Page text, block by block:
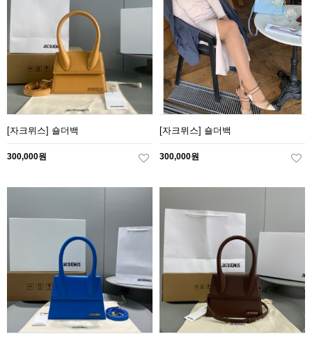
[자크뮈스] 숄더백
300,000원
[자크뮈스] 숄더백
300,000원